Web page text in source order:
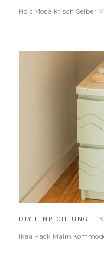
Holz Mosaiktisch Selber
DIY EINRICHTUNG
Ikea Hack Malm